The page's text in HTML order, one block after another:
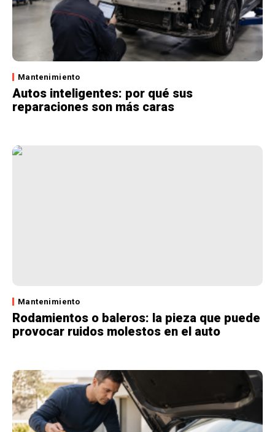
Mantenimiento
Autos inteligentes: por qué sus
reparaciones son más caras
Mantenimiento
Rodamientos o baleros: la pieza que puede
provocar ruidos molestos en el auto